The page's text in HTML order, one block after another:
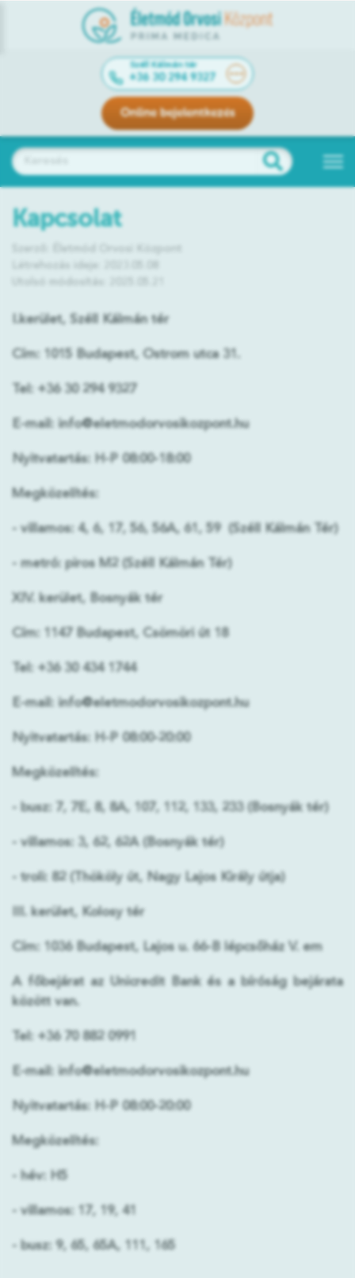
Széll Kálmán tér
+36 30 294 9327
Online bejelentkezés
Kapcsolat
Létrehozás ideje: 2023.05.08
I.kerület, Széll Kálmán tér
Cím: 1015 Budapest, Ostrom utca 31.
Tel: +36 30 294 9327
E-mail: info@eletmodorvosikozpont.hu
Nyitvatartás: H-P 08:00-18:00
Megközelítés:
- villamos: 4, 6, 17, 56, 56A, 61, 59 (Széll Kálmán Tér)
- metró: piros M2 (Széll Kálmán Tér)
XIV. kerület, Bosnyák tér
Cím: 1147 Budapest, Csömöri út 18
Tel: +36 30 434 1744
E-mail: info@eletmodorvosikozpont.hu
Nyitvatartás: H-P 08:00-20:00
Megközelítés:
- busz: 7, 7E, 8, 8A, 107, 112, 133, 233 (Bosnyák tér)
- villamos: 3, 62, 62A (Bosnyák tér)
- troli: 82 (Thököly út, Nagy Lajos Király útja)
III. kerület, Kolosy tér
Cím: 1036 Budapest, Lajos u. 66-B lépcsőház V. em
A főbejárat az Unicredit Bank és a bíróság bejárata
között van.
Tel: +36 70 882 0991
E-mail: info@eletmodorvosikozpont.hu
Nyitvatartás: H-P 08:00-20:00
Megközelítés:
- hév: H5
- villamos: 17, 19, 41
- busz: 9, 65, 65A, 111, 165